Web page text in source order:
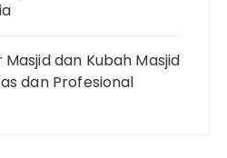
dan Kubah Masjid
dan Profesional